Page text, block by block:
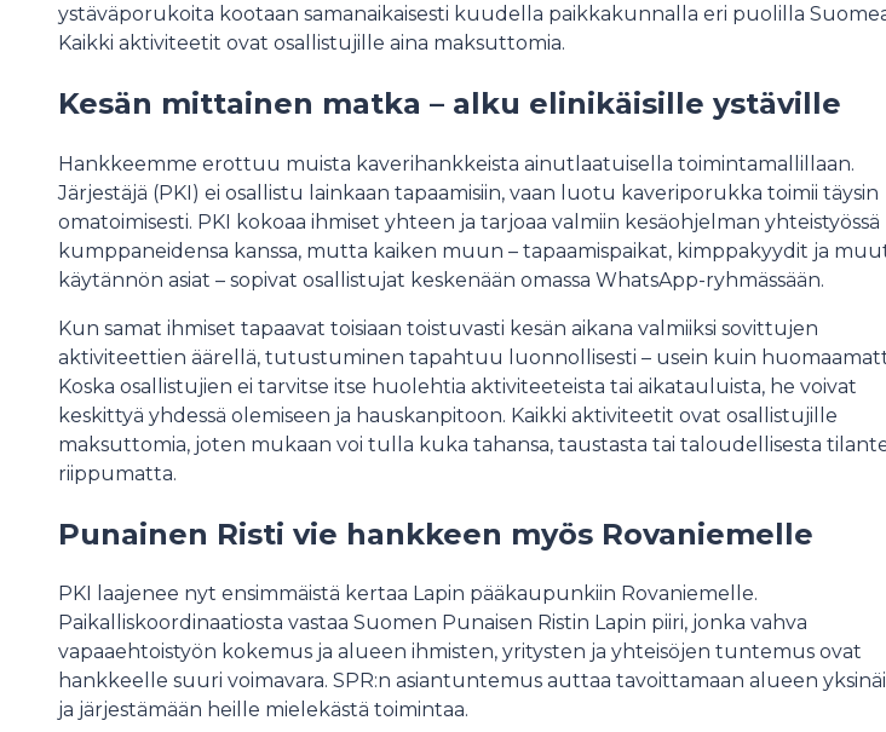
ystäväporukoita kootaan samanaikaisesti kuudella paikkakunnalla eri puolilla
Kaikki aktiviteetit ovat osallistujille aina maksuttomia.
Kesän mittainen matka – alku elinikäisille ystäville
Hankkeemme erottuu muista kaverihankkeista ainutlaatuisella toimintamallillaan.
Järjestäjä (PKI) ei osallistu lainkaan tapaamisiin, vaan luotu kaveriporukka toimii täysin
omatoimisesti. PKI kokoaa ihmiset yhteen ja tarjoaa valmiin kesäohjelman yhteistyössä
kumppaneidensa kanssa, mutta kaiken muun – tapaamispaikat, kimppakyydit ja
käytännön asiat – sopivat osallistujat keskenään omassa WhatsApp-ryhmässään.
Kun samat ihmiset tapaavat toisiaan toistuvasti kesän aikana valmiiksi sovittujen
aktiviteettien äärellä, tutustuminen tapahtuu luonnollisesti – usein kuin
Koska osallistujien ei tarvitse itse huolehtia aktiviteeteista tai aikatauluista, he voivat
keskittyä yhdessä olemiseen ja hauskanpitoon. Kaikki aktiviteetit ovat osallistujille
maksuttomia, joten mukaan voi tulla kuka tahansa, taustasta tai taloudellisesta
riippumatta.
Punainen Risti vie hankkeen myös Rovaniemelle
PKI laajenee nyt ensimmäistä kertaa Lapin pääkaupunkiin Rovaniemelle.
Paikalliskoordinaatiosta vastaa Suomen Punaisen Ristin Lapin piiri, jonka vahva
vapaaehtoistyön kokemus ja alueen ihmisten, yritysten ja yhteisöjen tuntemus ovat
hankkeelle suuri voimavara. SPR:n asiantuntemus auttaa tavoittamaan alueen
ja järjestämään heille mielekästä toimintaa.